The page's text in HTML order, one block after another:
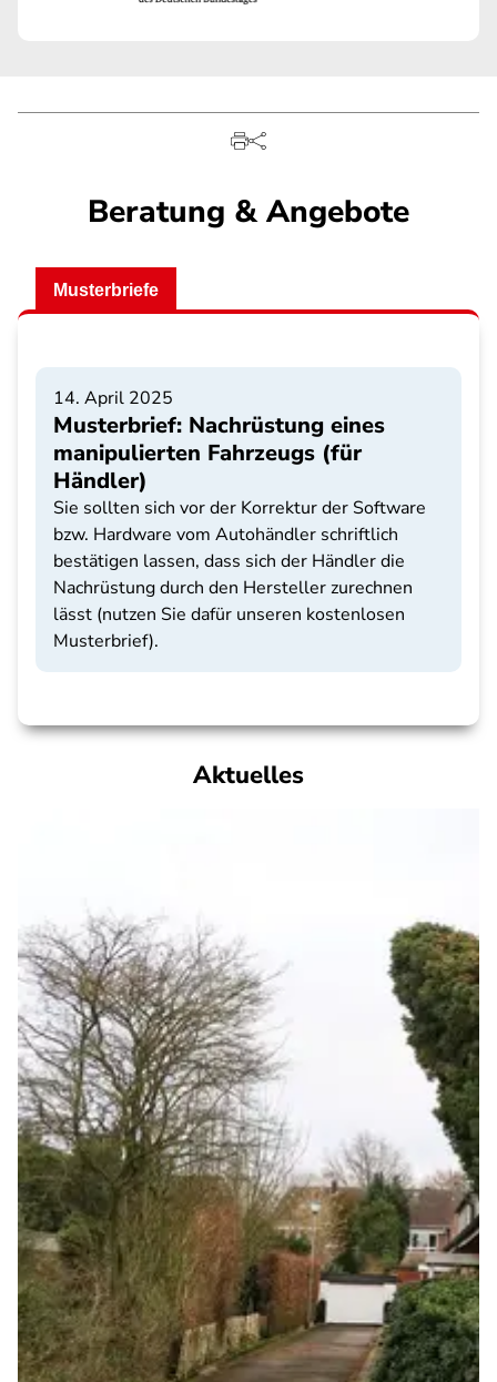
Beratung & Angebote
Musterbriefe
14. April 2025
Musterbrief: Nachrüstung eines
manipulierten Fahrzeugs (für
Händler)
Sie sollten sich vor der Korrektur der Software
bzw. Hardware vom Autohändler schriftlich
bestätigen lassen, dass sich der Händler die
Nachrüstung durch den Hersteller zurechnen
lässt (nutzen Sie dafür unseren kostenlosen
Musterbrief).
Aktuelles